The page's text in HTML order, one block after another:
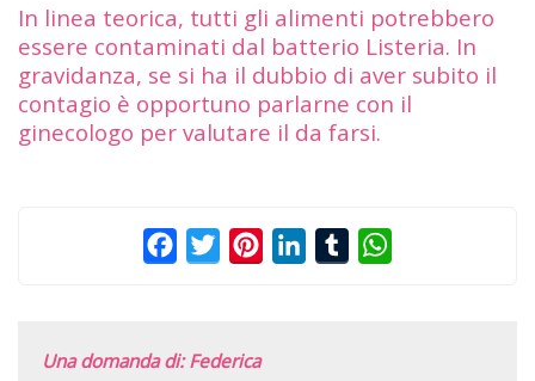
In linea teorica, tutti gli alimenti potrebbero
essere contaminati dal batterio Listeria. In
gravidanza, se si ha il dubbio di aver subito il
contagio è opportuno parlarne con il
ginecologo per valutare il da farsi.
FacebookTwitterPinterestLinkedInTumblr
Una domanda di: Federica